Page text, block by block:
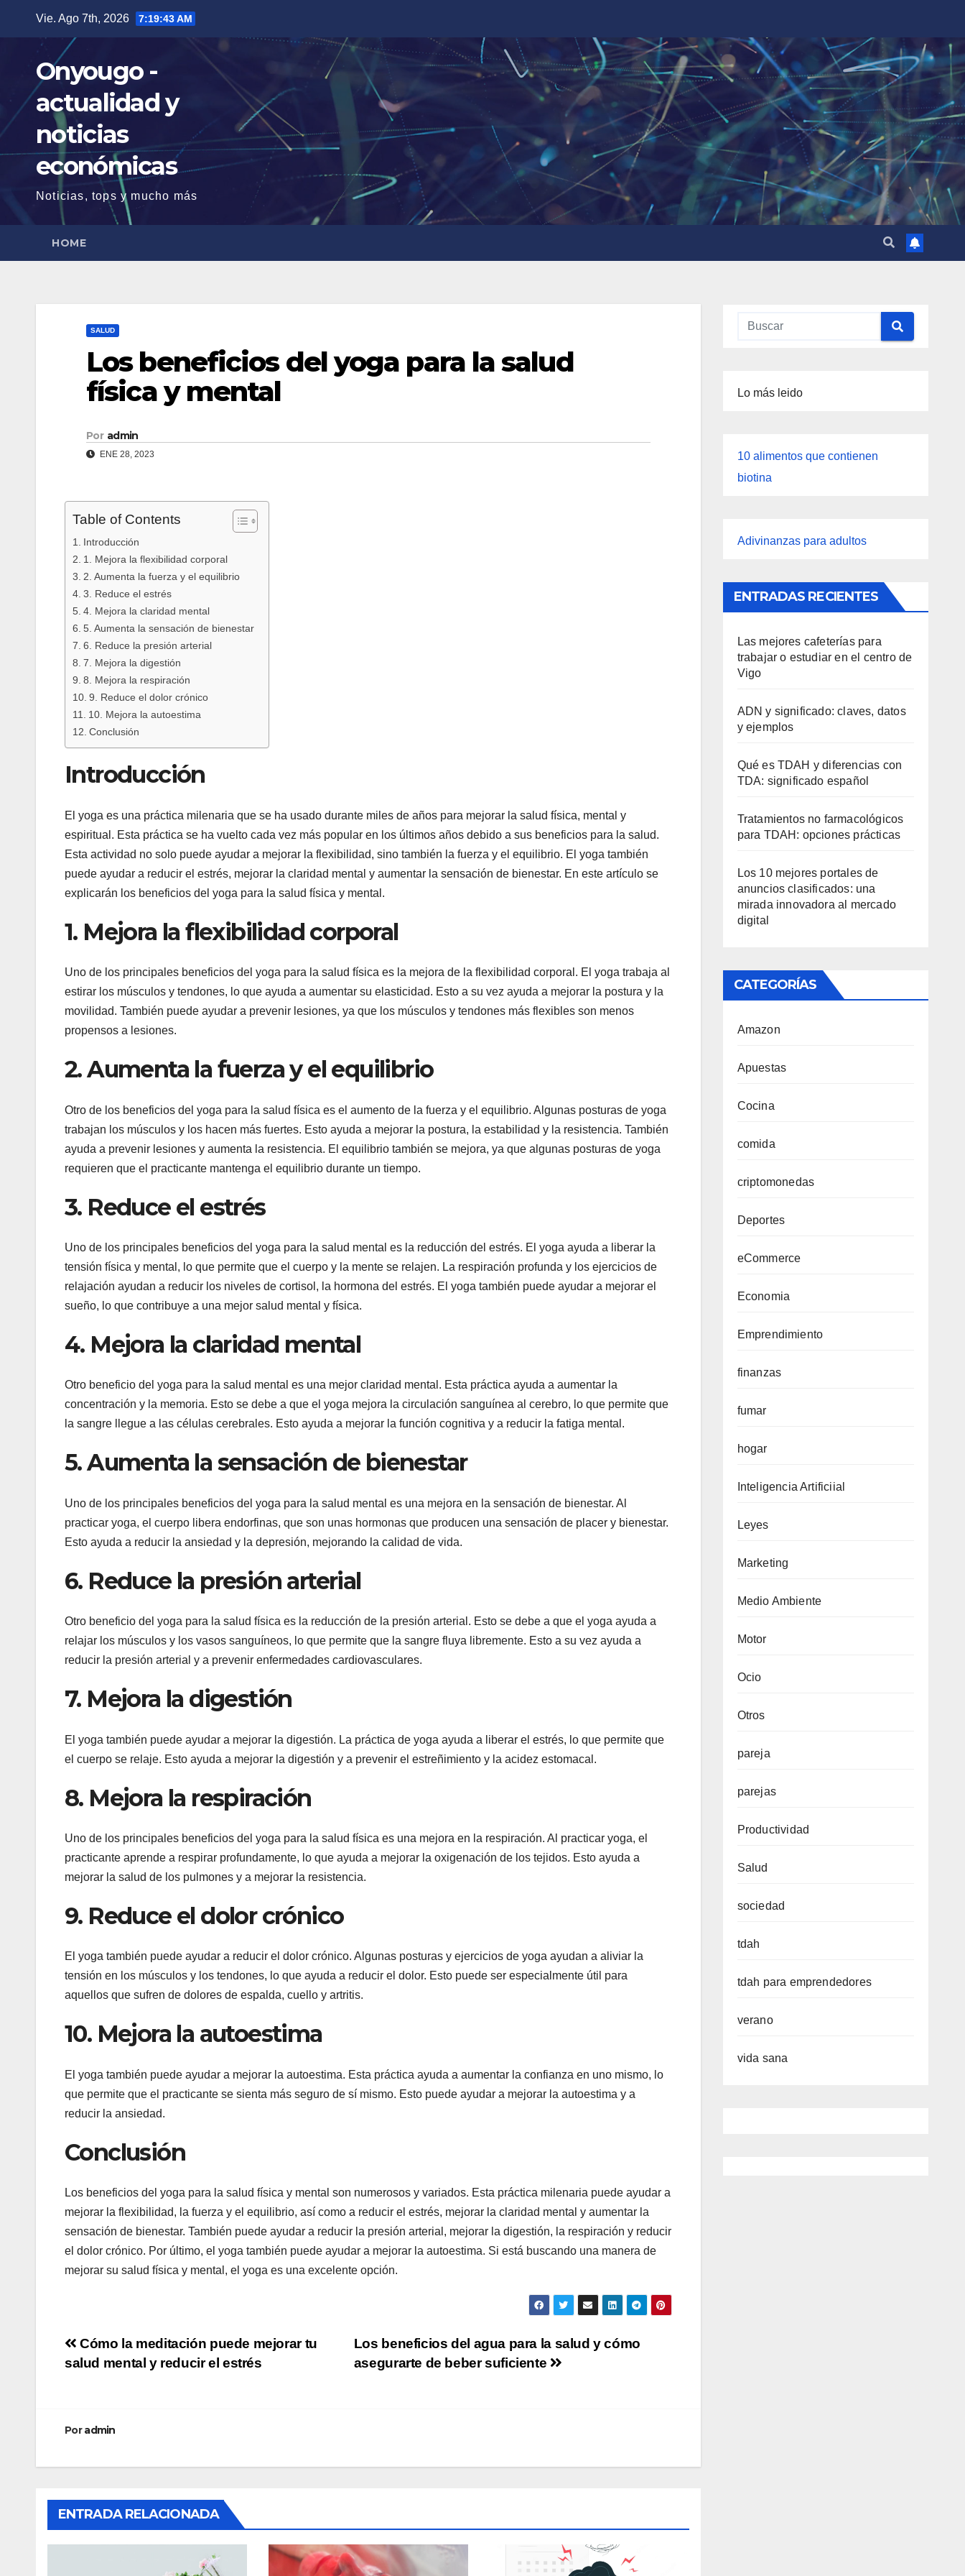
contenido
Vie. Ago 7th, 2026 7:19:44 AM
Onyougo -
actualidad y
noticias
económicas
Noticias, tops y mucho más
HOME
SALUD
Los beneficios del yoga para la salud
física y mental
Por admin
ENE 28, 2023
Table of Contents
Introducción
1. Mejora la flexibilidad corporal
2. Aumenta la fuerza y el equilibrio
3. Reduce el estrés
4. Mejora la claridad mental
5. Aumenta la sensación de bienestar
6. Reduce la presión arterial
7. Mejora la digestión
8. Mejora la respiración
9. Reduce el dolor crónico
10. Mejora la autoestima
Conclusión
Introducción
El yoga es una práctica milenaria que se ha usado durante miles de años para mejorar la salud física, mental y
espiritual. Esta práctica se ha vuelto cada vez más popular en los últimos años debido a sus beneficios para la salud.
Esta actividad no solo puede ayudar a mejorar la flexibilidad, sino también la fuerza y el equilibrio. El yoga también
puede ayudar a reducir el estrés, mejorar la claridad mental y aumentar la sensación de bienestar. En este artículo se
explicarán los beneficios del yoga para la salud física y mental.
1. Mejora la flexibilidad corporal
Uno de los principales beneficios del yoga para la salud física es la mejora de la flexibilidad corporal. El yoga trabaja al
estirar los músculos y tendones, lo que ayuda a aumentar su elasticidad. Esto a su vez ayuda a mejorar la postura y la
movilidad. También puede ayudar a prevenir lesiones, ya que los músculos y tendones más flexibles son menos
propensos a lesiones.
2. Aumenta la fuerza y el equilibrio
Otro de los beneficios del yoga para la salud física es el aumento de la fuerza y el equilibrio. Algunas posturas de yoga
trabajan los músculos y los hacen más fuertes. Esto ayuda a mejorar la postura, la estabilidad y la resistencia. También
ayuda a prevenir lesiones y aumenta la resistencia. El equilibrio también se mejora, ya que algunas posturas de yoga
requieren que el practicante mantenga el equilibrio durante un tiempo.
3. Reduce el estrés
Uno de los principales beneficios del yoga para la salud mental es la reducción del estrés. El yoga ayuda a liberar la
tensión física y mental, lo que permite que el cuerpo y la mente se relajen. La respiración profunda y los ejercicios de
relajación ayudan a reducir los niveles de cortisol, la hormona del estrés. El yoga también puede ayudar a mejorar el
sueño, lo que contribuye a una mejor salud mental y física.
4. Mejora la claridad mental
Otro beneficio del yoga para la salud mental es una mejor claridad mental. Esta práctica ayuda a aumentar la
concentración y la memoria. Esto se debe a que el yoga mejora la circulación sanguínea al cerebro, lo que permite que
la sangre llegue a las células cerebrales. Esto ayuda a mejorar la función cognitiva y a reducir la fatiga mental.
5. Aumenta la sensación de bienestar
Uno de los principales beneficios del yoga para la salud mental es una mejora en la sensación de bienestar. Al
practicar yoga, el cuerpo libera endorfinas, que son unas hormonas que producen una sensación de placer y bienestar.
Esto ayuda a reducir la ansiedad y la depresión, mejorando la calidad de vida.
6. Reduce la presión arterial
Otro beneficio del yoga para la salud física es la reducción de la presión arterial. Esto se debe a que el yoga ayuda a
relajar los músculos y los vasos sanguíneos, lo que permite que la sangre fluya libremente. Esto a su vez ayuda a
reducir la presión arterial y a prevenir enfermedades cardiovasculares.
7. Mejora la digestión
El yoga también puede ayudar a mejorar la digestión. La práctica de yoga ayuda a liberar el estrés, lo que permite que
el cuerpo se relaje. Esto ayuda a mejorar la digestión y a prevenir el estreñimiento y la acidez estomacal.
8. Mejora la respiración
Uno de los principales beneficios del yoga para la salud física es una mejora en la respiración. Al practicar yoga, el
practicante aprende a respirar profundamente, lo que ayuda a mejorar la oxigenación de los tejidos. Esto ayuda a
mejorar la salud de los pulmones y a mejorar la resistencia.
9. Reduce el dolor crónico
El yoga también puede ayudar a reducir el dolor crónico. Algunas posturas y ejercicios de yoga ayudan a aliviar la
tensión en los músculos y los tendones, lo que ayuda a reducir el dolor. Esto puede ser especialmente útil para
aquellos que sufren de dolores de espalda, cuello y artritis.
10. Mejora la autoestima
El yoga también puede ayudar a mejorar la autoestima. Esta práctica ayuda a aumentar la confianza en uno mismo, lo
que permite que el practicante se sienta más seguro de sí mismo. Esto puede ayudar a mejorar la autoestima y a
reducir la ansiedad.
Conclusión
Los beneficios del yoga para la salud física y mental son numerosos y variados. Esta práctica milenaria puede ayudar a
mejorar la flexibilidad, la fuerza y el equilibrio, así como a reducir el estrés, mejorar la claridad mental y aumentar la
sensación de bienestar. También puede ayudar a reducir la presión arterial, mejorar la digestión, la respiración y reducir
el dolor crónico. Por último, el yoga también puede ayudar a mejorar la autoestima. Si está buscando una manera de
mejorar su salud física y mental, el yoga es una excelente opción.
Navegación
Los beneficios del agua para la salud y cómo
asegurarte de beber suficiente
Cómo la meditación puede mejorar tu
salud mental y reducir el estrés
Poradmin
ENTRADA RELACIONADA
Lo más leido
10 alimentos que contienen
biotina
Adivinanzas para adultos
ENTRADAS RECIENTES
Las mejores cafeterías para
trabajar o estudiar en el centro de
Vigo
ADN y significado: claves, datos
y ejemplos
Qué es TDAH y diferencias con
TDA: significado español
Tratamientos no farmacológicos
para TDAH: opciones prácticas
Los 10 mejores portales de
anuncios clasificados: una
mirada innovadora al mercado
digital
CATEGORÍAS
Amazon
Apuestas
Cocina
comida
criptomonedas
Deportes
eCommerce
Economia
Emprendimiento
finanzas
fumar
hogar
Inteligencia Artificiial
Leyes
Marketing
Medio Ambiente
Motor
Ocio
Otros
pareja
parejas
Productividad
Salud
sociedad
tdah
tdah para emprendedores
verano
vida sana